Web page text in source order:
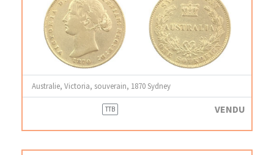
Australie, Victoria, souverain, 1870 Sydney
TTB VENDU